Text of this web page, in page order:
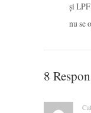
și
nu se
8